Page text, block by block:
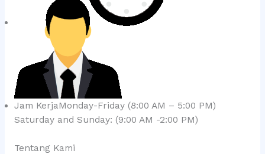
Jam KerjaMonday-Friday (8:00 AM – 5:00 PM)
Saturday and Sunday: (9:00 AM -2:00 PM)
Tentang Kami